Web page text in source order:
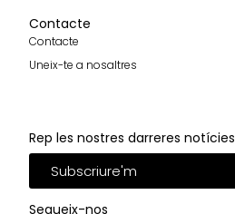
Contacte
Contacte
Uneix-te a nosaltres
Rep les nostres darreres notícies
Subscriure'm
Segueix-nos